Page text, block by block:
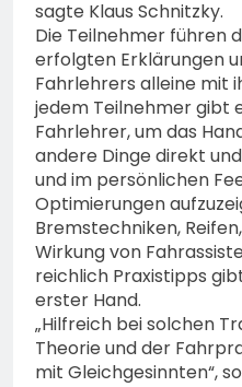
sagte Klaus Schnitzky.
Die Teilnehmer führen
erfolgten Erklärungen
Fahrlehrers alleine mit
jedem Teilnehmer gibt
Fahrlehrer, um das
andere Dinge direkt
und im persönlichen
Optimierungen
Bremstechniken,
Wirkung von
reichlich Praxistipps
erster Hand.
„Hilfreich bei solchen
Theorie und der
mit Gleichgesinnten“,